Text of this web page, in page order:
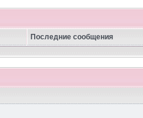
Последние сообщения